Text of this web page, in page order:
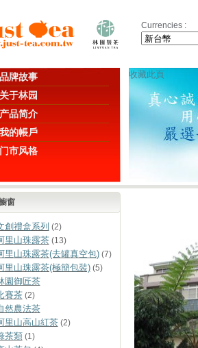
Currencies :
品牌故事
关于林园
产品简介
我的帳戶
门市风格
收藏此頁
窗
創禮盒系列 (2)
里山珠露茶(13)
里山珠露茶(去罐真空包)(7)
里山珠露茶(極簡包裝)(5)
園御匠茶
賽茶(2)
然農法茶
里山高山紅茶(2)
茶類 (1)